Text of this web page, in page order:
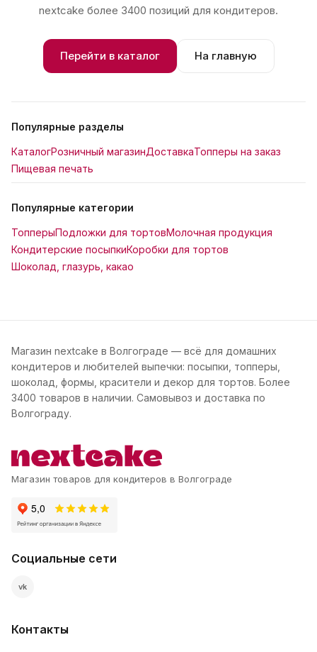
nextcake более 3400 позиций для кондитеров.
Перейти в каталог На главную
Популярные разделы
КаталогРозничный магазинДоставкаТопперы на заказ
Пищевая печать
Популярные категории
ТопперыПодложки для тортовМолочная продукция
Кондитерские посыпкиКоробки для тортов
Шоколад, глазурь, какао
Магазин nextcake в Волгограде — всё для домашних
кондитеров и любителей выпечки: посыпки, топперы,
шоколад, формы, красители и декор для тортов. Более
3400 товаров в наличии. Самовывоз и доставка по
Волгограду.
Магазин товаров для кондитеров в Волгограде
Социальные сети
vk
Контакты